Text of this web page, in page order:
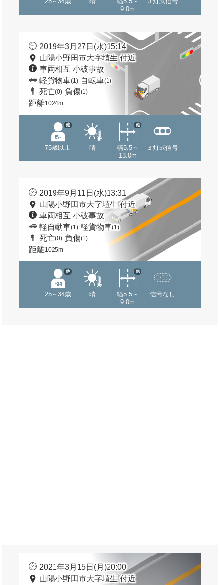
9.0m
2019年3月27日(水)15:14
山陽小野田市大字埴生 付近
車両相互 小破事故
軽貨物車(1) 自転車(1)
死亡(0) 負傷(1)
距離1024m
75歳以上
他
晴
幅5.5～
13.0m
他
３灯式信号
2019年9月11日(水)13:31
山陽小野田市大字埴生 付近
車両相互 小破事故
軽自動車(1) 軽貨物車(1)
死亡(0) 負傷(1)
距離1025m
25～34歳
他
晴
幅5.5～
9.0m
他
信号なし
2021年3月15日(月)20:00
山陽小野田市大字埴生 付近